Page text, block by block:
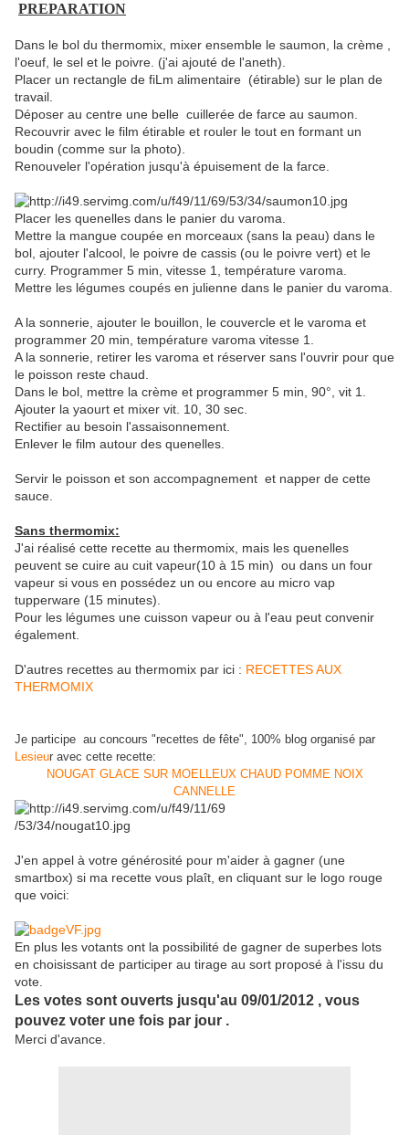
PREPARATION
Dans le bol du thermomix, mixer ensemble le saumon, la crème ,
l'oeuf, le sel et le poivre. (j'ai ajouté de l'aneth).
Placer un rectangle de fiLm alimentaire (étirable) sur le plan de
travail.
Déposer au centre une belle cuillerée de farce au saumon.
Recouvrir avec le film étirable et rouler le tout en formant un
boudin (comme sur la photo).
Renouveler l'opération jusqu'à épuisement de la farce.
Placer les quenelles dans le panier du varoma.
Mettre la mangue coupée en morceaux (sans la peau) dans le
bol, ajouter l'alcool, le poivre de cassis (ou le poivre vert) et le
curry. Programmer 5 min, vitesse 1, température varoma.
Mettre les légumes coupés en julienne dans le panier du varoma.
A la sonnerie, ajouter le bouillon, le couvercle et le varoma et
programmer 20 min, température varoma vitesse 1.
A la sonnerie, retirer les varoma et réserver sans l'ouvrir pour que
le poisson reste chaud.
Dans le bol, mettre la crème et programmer 5 min, 90°, vit 1.
Ajouter la yaourt et mixer vit. 10, 30 sec.
Rectifier au besoin l'assaisonnement.
Enlever le film autour des quenelles.
Servir le poisson et son accompagnement et napper de cette
sauce.
Sans thermomix:
J'ai réalisé cette recette au thermomix, mais les quenelles
peuvent se cuire au cuit vapeur(10 à 15 min) ou dans un four
vapeur si vous en possédez un ou encore au micro vap
tupperware (15 minutes).
Pour les légumes une cuisson vapeur ou à l'eau peut convenir
également.
D'autres recettes au thermomix par ici : RECETTES AUX
THERMOMIX
Je participe au concours "recettes de fête", 100% blog organisé par
Lesieur avec cette recette:
NOUGAT GLACE SUR MOELLEUX CHAUD POMME NOIX
CANNELLE
J'en appel à votre générosité pour m'aider à gagner (une
smartbox) si ma recette vous plaît, en cliquant sur le logo rouge
que voici:
En plus les votants ont la possibilité de gagner de superbes lots
en choisissant de participer au tirage au sort proposé à l'issu du
vote.
Les votes sont ouverts jusqu'au 09/01/2012 , vous
pouvez voter une fois par jour .
Merci d'avance.